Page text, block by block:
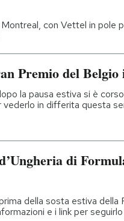
con Vettel in pole
Premio del
la pausa estiva si è
vederlo in differita questa
di
della sosta estiva della
e i link per